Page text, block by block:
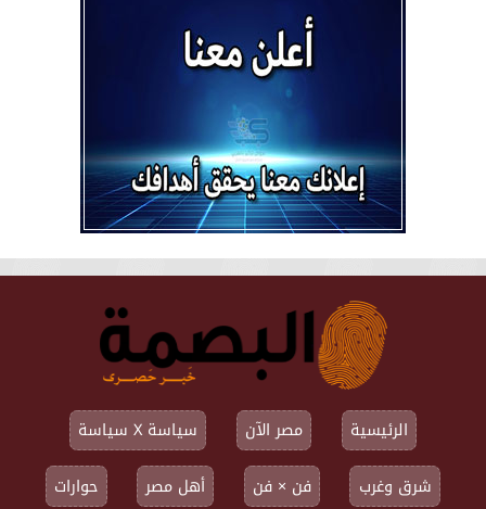
الرئيسية مصر الآن
سياسة X سياسة
شرق وغرب
فن × فن أهل مصر
حوارات